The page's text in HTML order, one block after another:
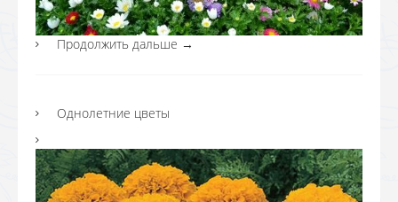
Продолжить дальше →
Однолетние цветы